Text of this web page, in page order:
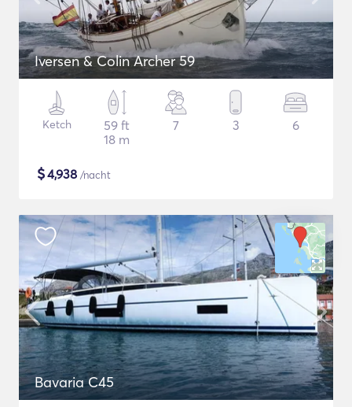
Iversen & Colin Archer 59
Ketch
59 ft
18 m
7 3 6
$4,938 /nacht
Bavaria C45